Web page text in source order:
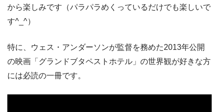
から楽しみです（パラパラめくっているだけでも楽しいで
す^_^）
特に、ウェス・アンダーソンが監督を務めた2013年公開
の映画「グランドブタペストホテル」の世界観が好きな方
には必読の一冊です。